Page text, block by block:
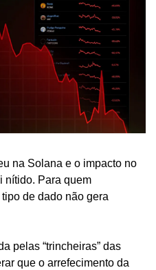
na Solana e o impacto no
nítido. Para quem
de dado não gera
pelas “trincheiras” das
que o arrefecimento da